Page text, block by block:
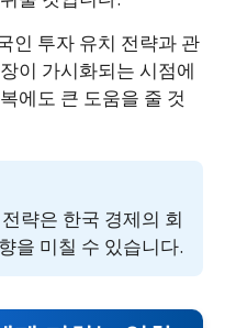
인 투자 유치 전략과 관
이 가시화되는 시점에
에도 큰 도움을 줄 것
략은 한국 경제의 회
을 미칠 수 있습니다.